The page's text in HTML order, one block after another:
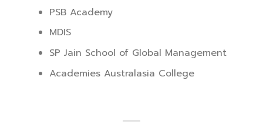
PSB Academy
MDIS
SP Jain School of Global Management
Academies Australasia College